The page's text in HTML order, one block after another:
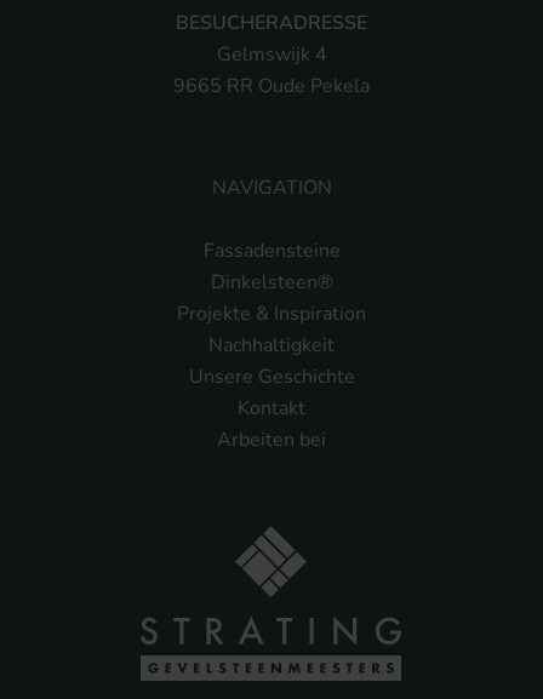
NAVIGATION
Fassadensteine
Dinkelsteen®
Projekte & Inspiration
Nachhaltigkeit
Unsere Geschichte
Kontakt
Arbeiten bei
BESUCHERADRESSE
Gelmswijk 4
9665 RR Oude Pekela